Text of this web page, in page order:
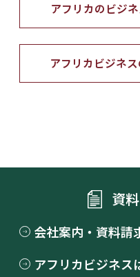
アフリカのビジ
アフリカビジネ
資
会社案内・資料請
アフリカビジネス